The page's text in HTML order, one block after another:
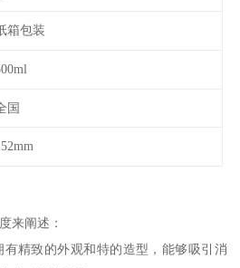
箱包装
国
来阐述：
精致的外观和特的造型，能够吸引消